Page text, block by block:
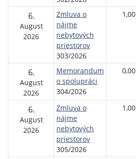
6.
August
2026
Zmluva o
nájme
nebytových
priestorov
303/2026
6.
August
2026
Memorandum
o spolupráci
304/2026
6.
August
2026
Zmluva o
nájme
nebytových
priestorov
305/2026